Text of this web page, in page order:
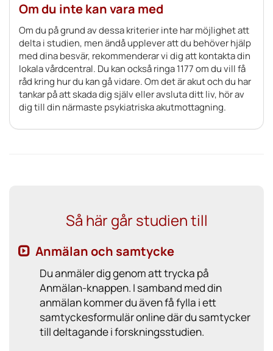
Om du inte kan vara med
Om du på grund av dessa kriterier inte har möjlighet att
delta i studien, men ändå upplever att du behöver hjälp
med dina besvär, rekommenderar vi dig att kontakta din
lokala vårdcentral. Du kan också ringa 1177 om du vill få
råd kring hur du kan gå vidare. Om det är akut och du har
tankar på att skada dig själv eller avsluta ditt liv, hör av
dig till din närmaste psykiatriska akutmottagning.
Så här går studien till
Anmälan och samtycke
Du anmäler dig genom att trycka på
Anmälan-knappen. I samband med din
anmälan kommer du även få fylla i ett
samtyckesformulär online där du samtycker
till deltagande i forskningsstudien.